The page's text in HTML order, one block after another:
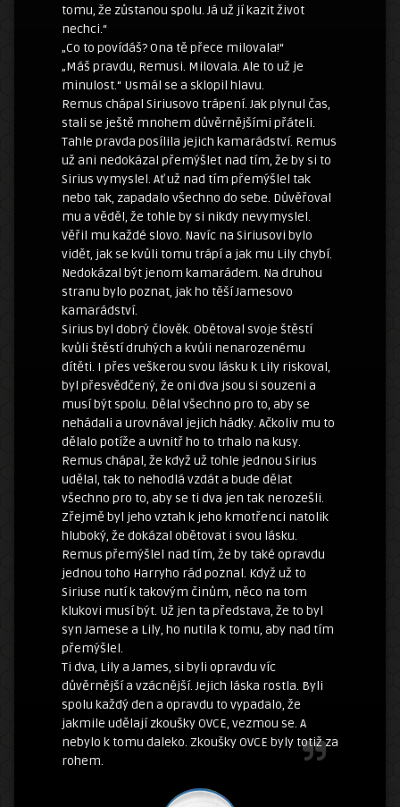
tomu, že zůstanou spolu. Já už jí kazit život
nechci.“
„Co to povídáš? Ona tě přece milovala!“
„Máš pravdu, Remusi. Milovala. Ale to už je
minulost.“ Usmál se a sklopil hlavu.
Remus chápal Siriusovo trápení. Jak plynul čas,
stali se ještě mnohem důvěrnějšími přáteli.
Tahle pravda posílila jejich kamarádství. Remus
už ani nedokázal přemýšlet nad tím, že by si to
Sirius vymyslel. Ať už nad tím přemýšlel tak
nebo tak, zapadalo všechno do sebe. Důvěřoval
mu a věděl, že tohle by si nikdy nevymyslel.
Věřil mu každé slovo. Navíc na Siriusovi bylo
vidět, jak se kvůli tomu trápí a jak mu Lily chybí.
Nedokázal být jenom kamarádem. Na druhou
stranu bylo poznat, jak ho těší Jamesovo
kamarádství.
Sirius byl dobrý člověk. Obětoval svoje štěstí
kvůli štěstí druhých a kvůli nenarozenému
dítěti. I přes veškerou svou lásku k Lily riskoval,
byl přesvědčený, že oni dva jsou si souzeni a
musí být spolu. Dělal všechno pro to, aby se
nehádali a urovnával jejich hádky. Ačkoliv mu to
dělalo potíže a uvnitř ho to trhalo na kusy.
Remus chápal, že když už tohle jednou Sirius
udělal, tak to nehodlá vzdát a bude dělat
všechno pro to, aby se ti dva jen tak nerozešli.
Zřejmě byl jeho vztah k jeho kmotřenci natolik
hluboký, že dokázal obětovat i svou lásku.
Remus přemýšlel nad tím, že by také opravdu
jednou toho Harryho rád poznal. Když už to
Siriuse nutí k takovým činům, něco na tom
klukovi musí být. Už jen ta představa, že to byl
syn Jamese a Lily, ho nutila k tomu, aby nad tím
přemýšlel.
Ti dva, Lily a James, si byli opravdu víc
důvěrnější a vzácnější. Jejich láska rostla. Byli
spolu každý den a opravdu to vypadalo, že
jakmile udělají zkoušky OVCE, vezmou se. A
nebylo k tomu daleko. Zkoušky OVCE byly totiž za
rohem.